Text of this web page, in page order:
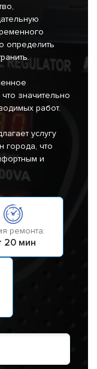
определить
значительно
работ.
услугу
города, что
и
ремонта:
20 мин